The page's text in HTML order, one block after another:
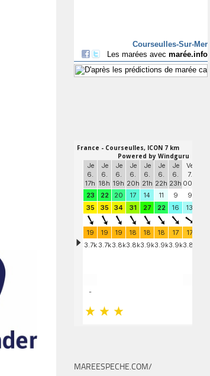
MAREESPECHE.COM/